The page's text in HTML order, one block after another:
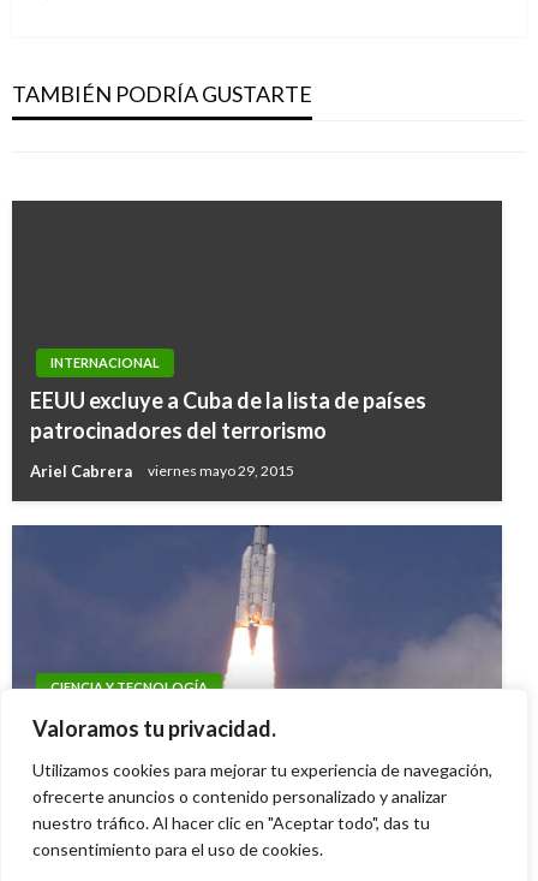
Valoramos tu privacidad.
Utilizamos cookies para mejorar tu experiencia de navegación,
ofrecerte anuncios o contenido personalizado y analizar
nuestro tráfico. Al hacer clic en "Aceptar todo", das tu
consentimiento para el uso de cookies.
TAMBIÉN PODRÍA GUSTARTE
pasar la frontera en Ureña
Iván Briceño sábado febrero 23, 2019
sofisticado arsenal nuclear
INTERNACIONAL
EEUU excluye a Cuba de la lista de países
patrocinadores del terrorismo
Ariel Cabrera viernes mayo 29, 2015
CIENCIA Y TECNOLOGÍA
La India lanzó histórica misión de exploración a
Ariel Cabrera viernes julio 14, 2023